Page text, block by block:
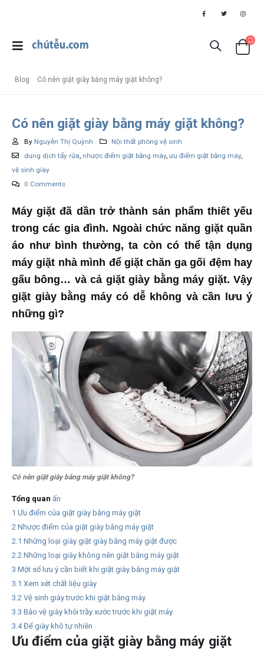
Blog Có nên giặt giày bằng máy giặt không?
Có nên giặt giày bằng máy giặt không?
By Nguyễn Thị Quỳnh
Nội thất phòng vệ sinh
dung dịch tẩy rửa, nhược điểm giặt bằng máy, ưu điểm giặt bằng máy,
vệ sinh giày
0 Comments
Máy giặt đã dần trở thành sản phẩm thiết yếu
trong các gia đình. Ngoài chức năng giặt quần
áo như bình thường, ta còn có thể tận dụng
máy giặt nhà mình để giặt chăn ga gối đệm hay
gấu bông… và cả giặt giày bằng máy giặt. Vậy
giặt giày bằng máy có dễ không và cần lưu ý
những gì?
Có nên giặt giày bằng máy giặt không?
Tổng quan ẩn
1 Ưu điểm của giặt giày bằng máy giặt
2 Nhược điểm của giặt giày bằng máy giặt
2.1 Những loại giày giặt giày bằng máy giặt được
2.2 Những loại giày không nên giặt bằng máy giặt
3 Một số lưu ý cần biết khi giặt giày bằng máy giặt
3.1 Xem xét chất liệu giày
3.2 Vệ sinh giày trước khi giặt bằng máy
3.3 Bảo vệ giày khỏi trầy xước trước khi giặt máy
3.4 Để giày khô tự nhiên
Ưu điểm của giặt giày bằng máy giặt